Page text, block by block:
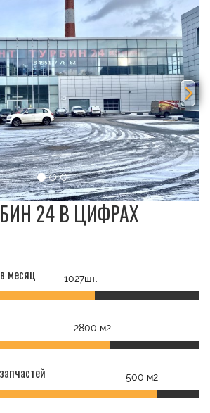
24 В ЦИФРАХ
месяц 1027шт.
2800 м2
500 м2